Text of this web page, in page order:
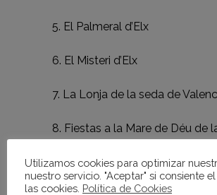
5. El Palmeral d’Elx
6. El Misteri d’Elx
7. La Lonja de la seda de
8. Fiestas a la Mare de Déu de
9. El Tribunal de las aguas de
Utilizamos cookies para optimizar
nuestro servicio. "Aceptar" si consiente
las cookies. Política de Cookies